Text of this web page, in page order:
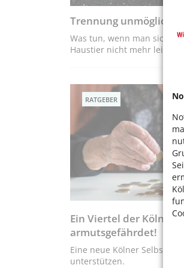
Trennung unmöglich!
Was tun, wenn man sich als
Haustier nicht mehr leisten
RATGEBER
Ein Viertel der Kölner
armutsgefährdet!
Eine neue Kölner
unterstützen.